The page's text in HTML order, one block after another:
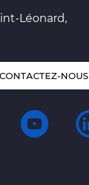
Léonard,
CONTACTEZ-NOUS